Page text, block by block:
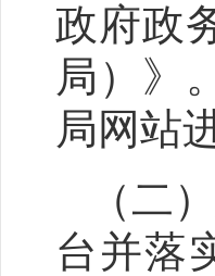
政府政
局）》
局网站
（二
台并落